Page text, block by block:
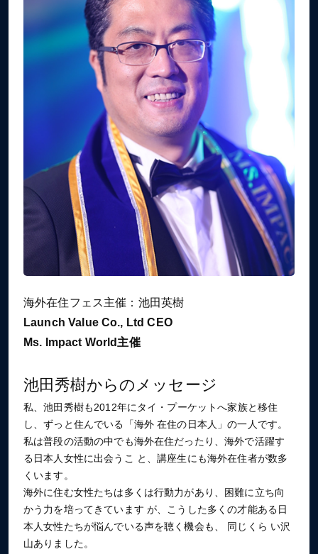
海外在住フェス主催：池田英樹
Launch Value Co., Ltd CEO
Ms. Impact World主催
池田秀樹からのメッセージ
私、池田秀樹も2012年にタイ・プーケットへ家族と移住
し、ずっと住んでいる「海外 在住の日本人」の一人です。
私は普段の活動の中でも海外在住だったり、海外で活躍す
る日本人女性に出会うこ と、講座生にも海外在住者が数多
くいます。
海外に住む女性たちは多くは行動力があり、困難に立ち向
かう力を培ってきています が、こうした多くの才能ある日
本人女性たちが悩んでいる声を聴く機会も、 同じくら い沢
山ありました。